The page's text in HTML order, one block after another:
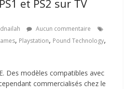
et PS2 sur TV
Aucun commentaire
, Playstation, Pound Technology,
Des modèles compatibles avec
commercialisés chez le